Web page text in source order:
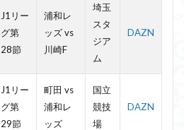
J1リー
グ第
28節
浦和レ
ッズ vs
川崎F
埼玉
スタ
ジア
ム
DAZN
J1リー
グ第
29節
町田 vs
浦和レ
ッズ
国立
競技
場
DAZN